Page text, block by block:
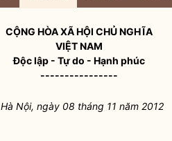
CỘNG HÒA XÃ HỘI CHỦ NGHĨA
VIỆT NAM
Độc lập - Tự do - Hạnh phúc
----------------
Hà Nội, ngày 08 tháng 11 năm 2012